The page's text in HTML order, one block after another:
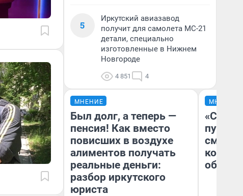
5
Иркутский авиазавод
получит для самолета МС-21
детали, специально
изготовленные в Нижнем
Новгороде
4 851 4
МНЕНИЕ
Был долг, а теперь —
пенсия! Как вместо
повисших в воздухе
алиментов получать
реальные деньги:
разбор иркутского
юриста
МНЕНИЕ